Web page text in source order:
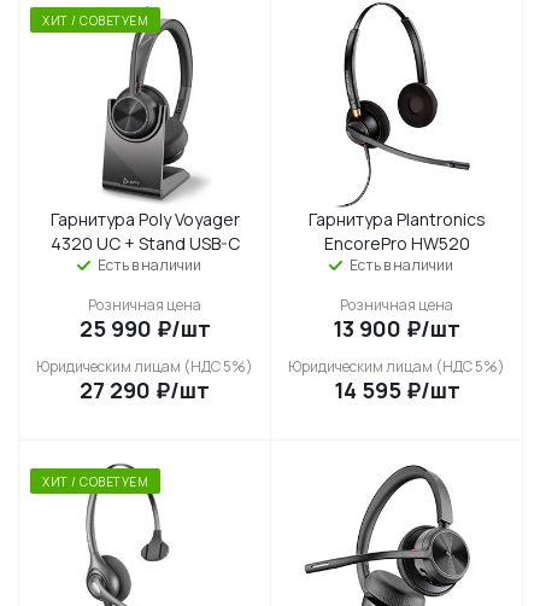
ХИТ / СОВЕТУЕМ
Гарнитура Poly Voyager
4320 UC + Stand USB-C
Есть в наличии
Розничная цена
25 990 ₽/шт
Юридическим лицам (НДС 5%)
27 290 ₽/шт
Гарнитура Plantronics
EncorePro HW520
Есть в наличии
Розничная цена
13 900 ₽/шт
Юридическим лицам (НДС 5%)
14 595₽/шт
ХИТ / СОВЕТУЕМ